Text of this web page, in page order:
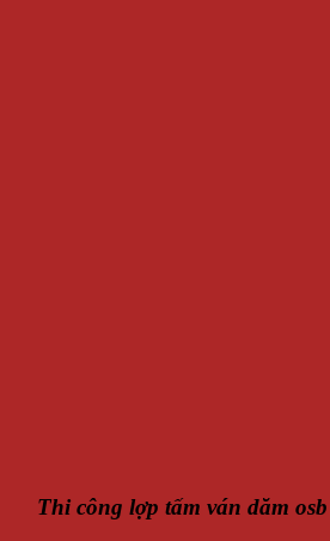
Thi công lợp tấm ván dăm